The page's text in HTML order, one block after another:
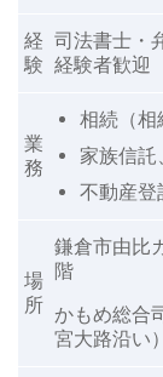
経
験
司法書士・
経験者歓迎
業
務
相続（相
家族信託
不動産登
場
所
鎌倉市由比
階
かもめ総合
宮大路沿い）